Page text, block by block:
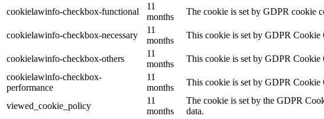
cookielawinfo-checkbox-functional
11
months
The cookie is set by GDPR cookie
cookielawinfo-checkbox-necessary
11
months
This cookie is set by GDPR Cookie
cookielawinfo-checkbox-others
11
months
This cookie is set by GDPR Cookie
cookielawinfo-checkbox-
performance
11
months
This cookie is set by GDPR Cookie
viewed_cookie_policy
11
months
The cookie is set by the GDPR
data.